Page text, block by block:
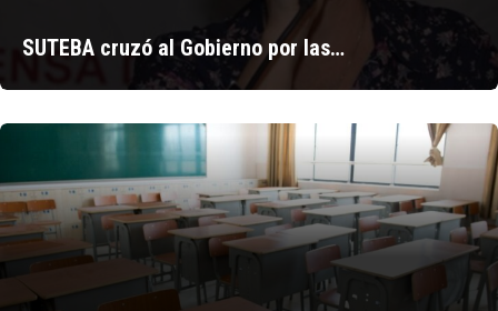
SUTEBA cruzó al Gobierno por las…